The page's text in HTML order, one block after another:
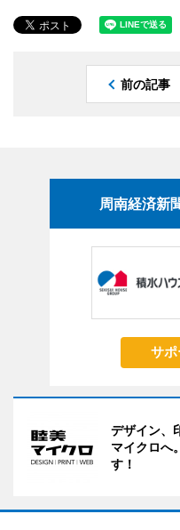
前の記事
周南経済新
サポ
デザイン、
マイクロへ
す！